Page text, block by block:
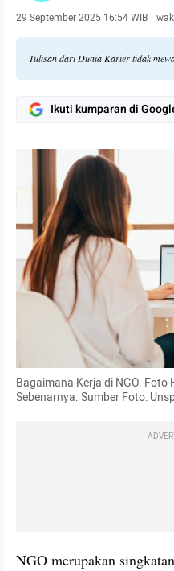
29 September 2025 16:54 WIB ·
Tulisan dari Dunia Karier tidak
Ikuti kumparan di
Bagaimana Kerja di NGO.
Sebenarnya. Sumber Foto:
NGO merupakan